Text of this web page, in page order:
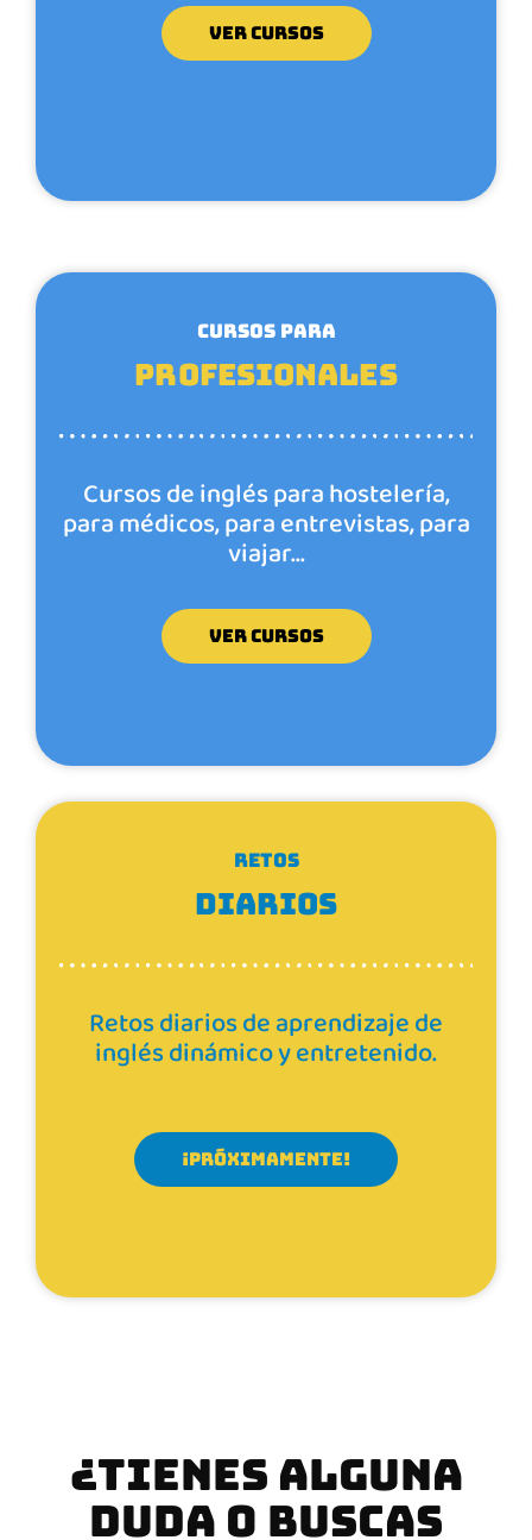
VER CURSOS
CURSOS PARA
Profesionales
Cursos de inglés para hostelería,
para médicos, para entrevistas, para
viajar…
VER CURSOS
RETOS
DIARIOS
Retos diarios de aprendizaje de
inglés dinámico y entretenido.
¡PRÓXIMAMENTE!
¿TIENES ALGUNA
DUDA O BUSCAS